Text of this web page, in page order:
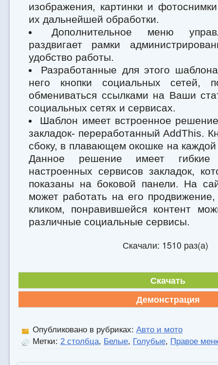
изображения, картинки и
их дальнейшей обработки.
Дополнительное меню
раздвигает рамки
удобство работы.
Разработанные для этого
него кнопки социальных сетей,
обмениваться ссылками на Ваши
социальных сетях и сервисах.
Шаблон имеет встроенное
закладок- переработанный AddThis.
сбоку, в плавающем окошке на каждой
Данное решение имеет гибкие
настроенных сервисов закладок,
показаны на боковой панели. На
может работать на его
кликом, понравившейся контент
различные социальные сервисы.
Скачали: 1510 раз(а)
Скачать
Демонстрация
Опубликовано в рубриках: Авто и мото
Метки: 2 столбца, Белые, Голубые, Правое